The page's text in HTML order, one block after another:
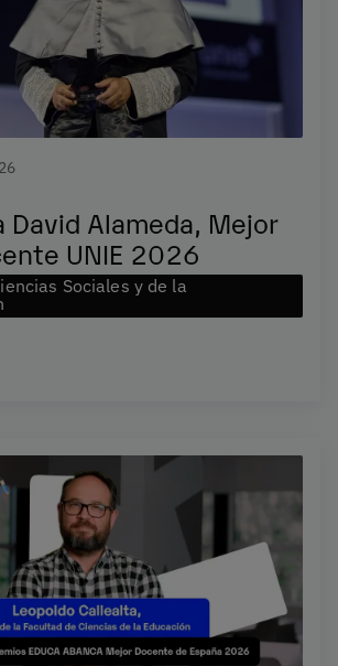
David Alameda, Mejor
UNIE 2026
Sociales y de la